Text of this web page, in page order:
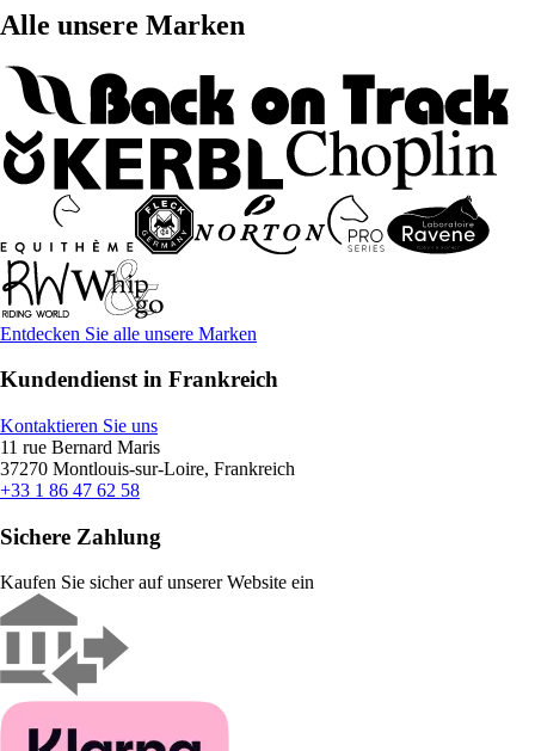
Alle unsere Marken
Entdecken Sie alle unsere Marken
Kundendienst in Frankreich
Kontaktieren Sie uns
11 rue Bernard Maris
37270 Montlouis-sur-Loire, Frankreich
+33 1 86 47 62 58
Sichere Zahlung
Kaufen Sie sicher auf unserer Website ein